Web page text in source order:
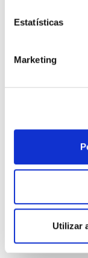
Estatísticas
Marketing
Utilizar